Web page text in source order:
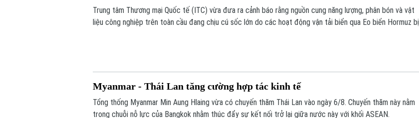
Trung tâm Thương mại Quốc tế (ITC) vừa đưa ra cảnh báo rằng nguồn cung năng lượng, phân bón và vật
liệu công nghiệp trên toàn cầu đang chịu cú sốc lớn do các hoạt động vận tải biển qua Eo biển Hormuz bị
Myanmar - Thái Lan tăng cường hợp tác kinh tế
Tổng thống Myanmar Min Aung Hlaing vừa có chuyến thăm Thái Lan vào ngày 6/8. Chuyến thăm này nằm
trong chuỗi nỗ lực của Bangkok nhằm thúc đẩy sự kết nối trở lại giữa nước này với khối ASEAN.